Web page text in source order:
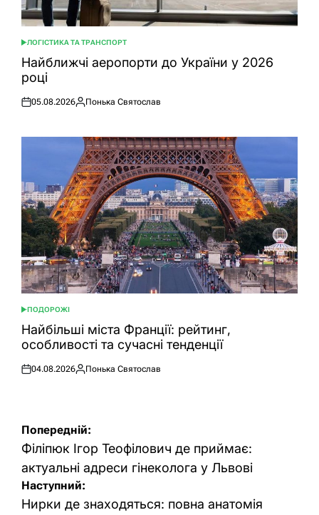
ОПУБЛІКУВАТИ
У
ЛОГІСТИКА ТА ТРАНСПОРТ
Найближчі аеропорти до України у 2026
році
Оприлюднено
05.08.2026
Опубліковано
Понька Святослав
ОПУБЛІКУВАТИ
У
ПОДОРОЖІ
Найбільші міста Франції: рейтинг,
особливості та сучасні тенденції
Оприлюднено
04.08.2026
Опубліковано
Понька Святослав
Навігація
записів
Попередній:
Філіпюк Ігор Теофілович де приймає:
актуальні адреси гінеколога у Львові
Наступний:
Нирки де знаходяться: повна анатомія